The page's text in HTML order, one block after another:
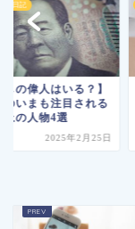
フ日記
しの偉人はいる？】
のいまも注目される
上の人物4選
2025年2月25日